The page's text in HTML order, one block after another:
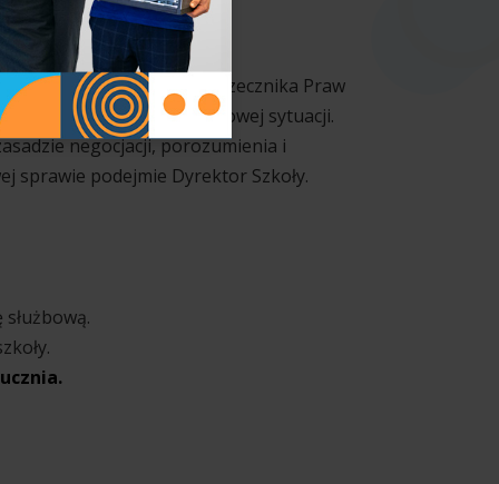
poprosić o pomoc Rzecznika Praw
do rozwiązania problemowej sytuacji.
negocjacji, porozumienia i
sprawie podejmie Dyrektor Szkoły.